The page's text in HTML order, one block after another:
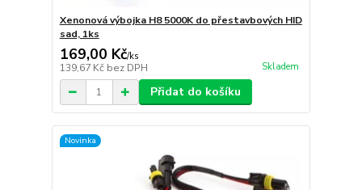
Xenonová výbojka H8 5000K do přestavbových HID
sad, 1ks
169,00 Kč/ks
139,67 Kč bez DPH Skladem
Přidat do košíku
Novinka